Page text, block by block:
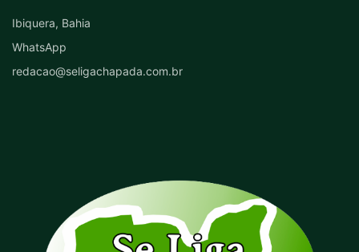
Ibiquera, Bahia
WhatsApp
redacao@seligachapada.com.br